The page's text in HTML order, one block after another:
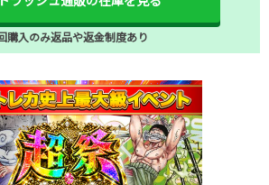
購入のみ返品や返金制度あり